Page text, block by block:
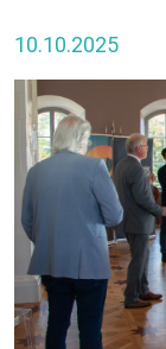
10.10.2025